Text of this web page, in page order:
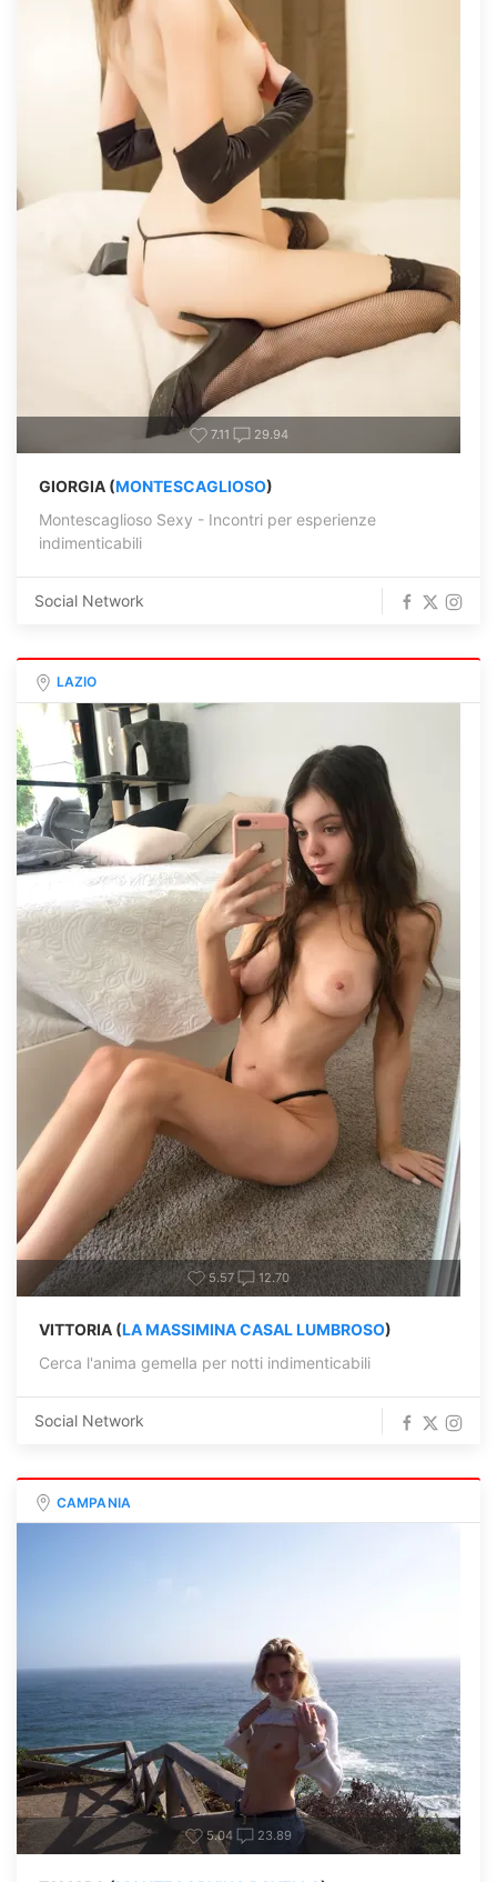
7.11 29.94
GIORGIA (MONTESCAGLIOSO)
Montescaglioso Sexy - Incontri per esperienze
indimenticabili
Social Network
LAZIO
5.57 12.70
VITTORIA (LA MASSIMINA CASAL LUMBROSO)
Cerca l'anima gemella per notti indimenticabili
Social Network
CAMPANIA
5.04 23.89